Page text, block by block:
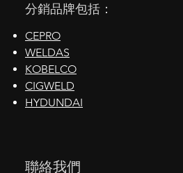
分銷品牌包括：
CEPRO
WELDAS
KOBELCO
CIGWELD
HYDUNDAI
聯絡我們